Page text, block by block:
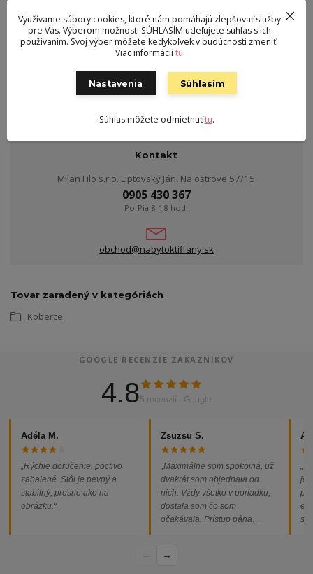
Farba
sivá
Výška
5,5-6 cm
60 cm
1 kg
Kontakt
Milan Filo s.r.o. Liptovský Ján, Na ostrove 57/15
0905 430 367
Po-Pia 8-18 hod.
obchod@nabytoktiffany.sk
Tovar zaradený v kategóriách
Koberce
GOOGLE RECENZIE ZÁKAZNÍKOV
4.85 recenzií · Google
Adéla M.
„Rýchle doručenie, poctivo
zabalené. Stôl je pevný a
stabilný, presne ako na
obrázku.“
Zsuzsu S.
„Maximálne som spokojná, už
dvakrát som objednala od
nich. Vždy všetko v poriadku,
dostala som čo som
očakávala. Prístup pána
problémov. Vrele odporúčam!“
→
Využívame súbory cookies, ktoré nám pomáhajú zlepšovať služby
pre Vás. Výberom možnosti SÚHLASÍM udeľujete súhlas s ich
používaním. Svoj výber môžete kedykoľvek v budúcnosti zmeniť.
Viac informáciítu
Nastavenia Súhlasím
Súhlas môžete odmietnuťtu.